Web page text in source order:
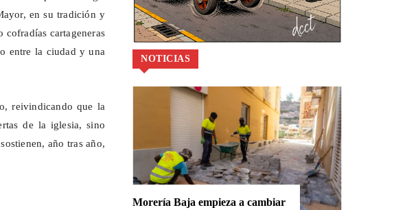
en su tradición y
cartageneras
entre la ciudad y una
reivindicando que la
de la iglesia, sino
año tras año,
NOTICIAS
Morería Baja empieza a cambiar